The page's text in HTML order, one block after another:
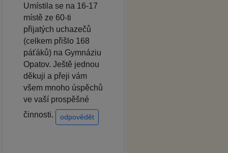
Umístila se na 16-17
místě ze 60-ti
přijatých uchazečů
(celkem přišlo 168
páťáků) na Gymnáziu
Opatov. Ještě jednou
děkuji a přeji vám
všem mnoho úspěchů
ve vaší prospěšné
činnosti.
odpovědět